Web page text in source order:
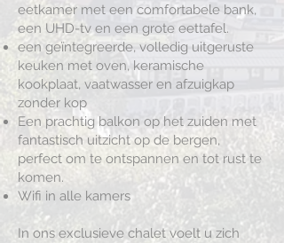
eetkamer met een comfortabele bank,
een UHD-tv en een grote eettafel.
een geïntegreerde, volledig uitgeruste
keuken met oven, keramische
kookplaat, vaatwasser en afzuigkap
zonder kop
Een prachtig balkon op het zuiden met
fantastisch uitzicht op de bergen,
perfect om te ontspannen en tot rust te
komen.
Wifi in alle kamers
In ons exclusieve chalet voelt u zich